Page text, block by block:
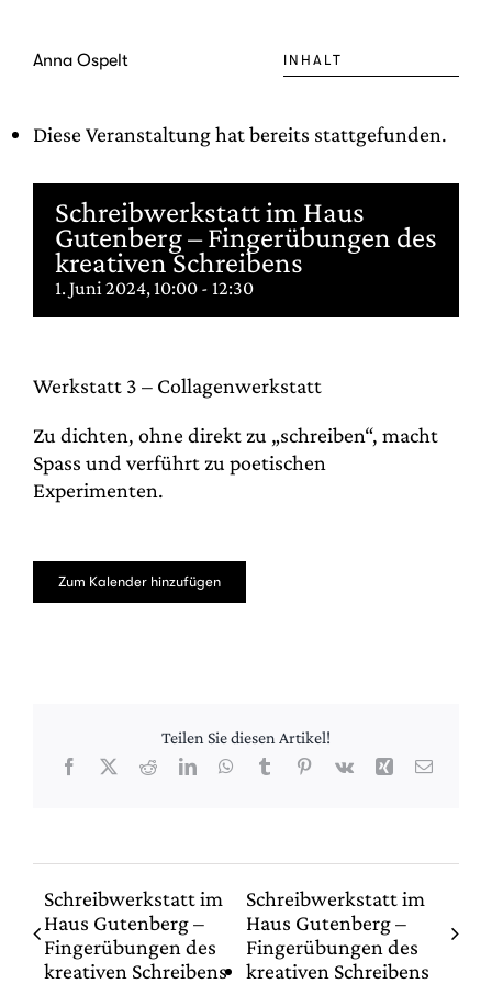
springen
Anna Ospelt INHALT
Diese Veranstaltung hat bereits stattgefunden.
Schreibwerkstatt im Haus
Gutenberg – Fingerübungen des
kreativen Schreibens
1. Juni 2024, 10:00 - 12:30
Werkstatt 3 – Collagenwerkstatt
Zu dichten, ohne direkt zu „schreiben“, macht
Spass und verführt zu poetischen
Experimenten.
Zum Kalender hinzufügen
Teilen Sie diesen Artikel!
Facebook
X RedditLinkedInWhatsApp
TumblrPinterest
Vk Xing E-
Schreibwerkstatt im
Haus Gutenberg –
Fingerübungen des
kreativen Schreibens
Schreibwerkstatt im
Haus Gutenberg –
Fingerübungen des
kreativen Schreibens